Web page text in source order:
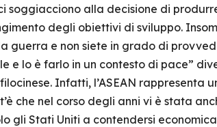
soggiacciono alla decisione di
degli obiettivi di sviluppo.
guerra e non siete in grado di
e lo è farlo in un contesto di pace”
filocinese. Infatti, l’ASEAN rappresenta
che nel corso degli anni vi è stata
gli Stati Uniti a contendersi